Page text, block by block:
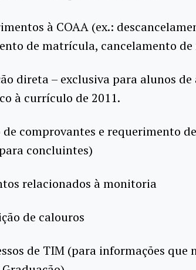
à COAA (ex.:
de matrícula, cancelamento
direta – exclusiva para alunos
à currículo de 2011.
de comprovantes e requerimento
concluintes)
relacionados à monitoria
de calouros
de TIM (para informações que